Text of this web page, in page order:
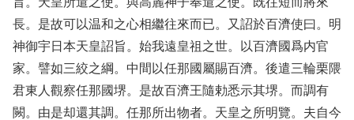
長。是故可以温和之心相繼往來而已。又詔於百濟使曰。明
神御宇日本天皇詔旨。始我遠皇祖之世。以百濟國爲内官
家。譬如三絞之綱。中間以任那國屬賜百濟。後遣三輪栗隈
君東人觀察任那國堺。是故百濟王隨勅悉示其堺。而調有
闕。由是却還其調。任那所出物者。天皇之所明覽。夫自今